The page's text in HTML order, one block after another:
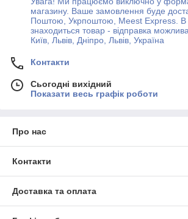
магазину. Ваше замовлення буде
Поштою, Укрпоштою, Meest Express. В
знаходиться товар - відправка
Київ, Львів, Дніпро, Львів, Україна
Контакти
Сьогодні вихідний
Показати весь графік роботи
Про нас
Контакти
Доставка та оплата